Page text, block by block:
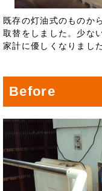
既存の灯油式のものか
取替をしました。少な
家計に優しくなりました
Before